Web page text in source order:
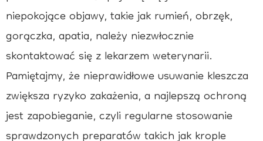
niepokojące objawy, takie jak rumień, obrzęk,
gorączka, apatia, należy niezwłocznie
skontaktować się z lekarzem weterynarii.
Pamiętajmy, że nieprawidłowe usuwanie kleszcza
zwiększa ryzyko zakażenia, a najlepszą ochroną
jest zapobieganie, czyli regularne stosowanie